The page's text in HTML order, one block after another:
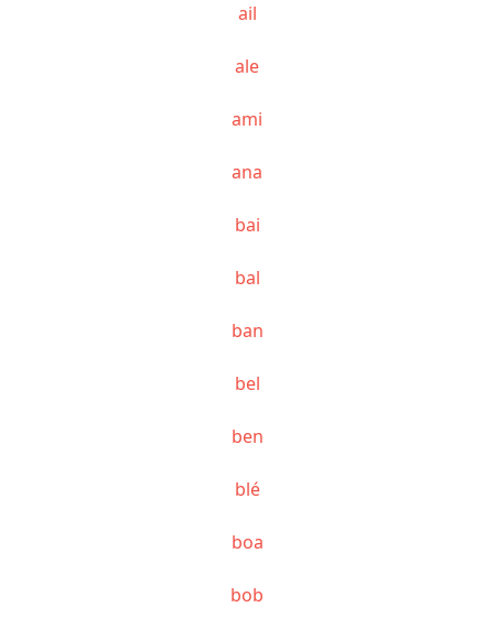
ail
ale
ami
ana
bai
bal
ban
bel
ben
blé
boa
bob